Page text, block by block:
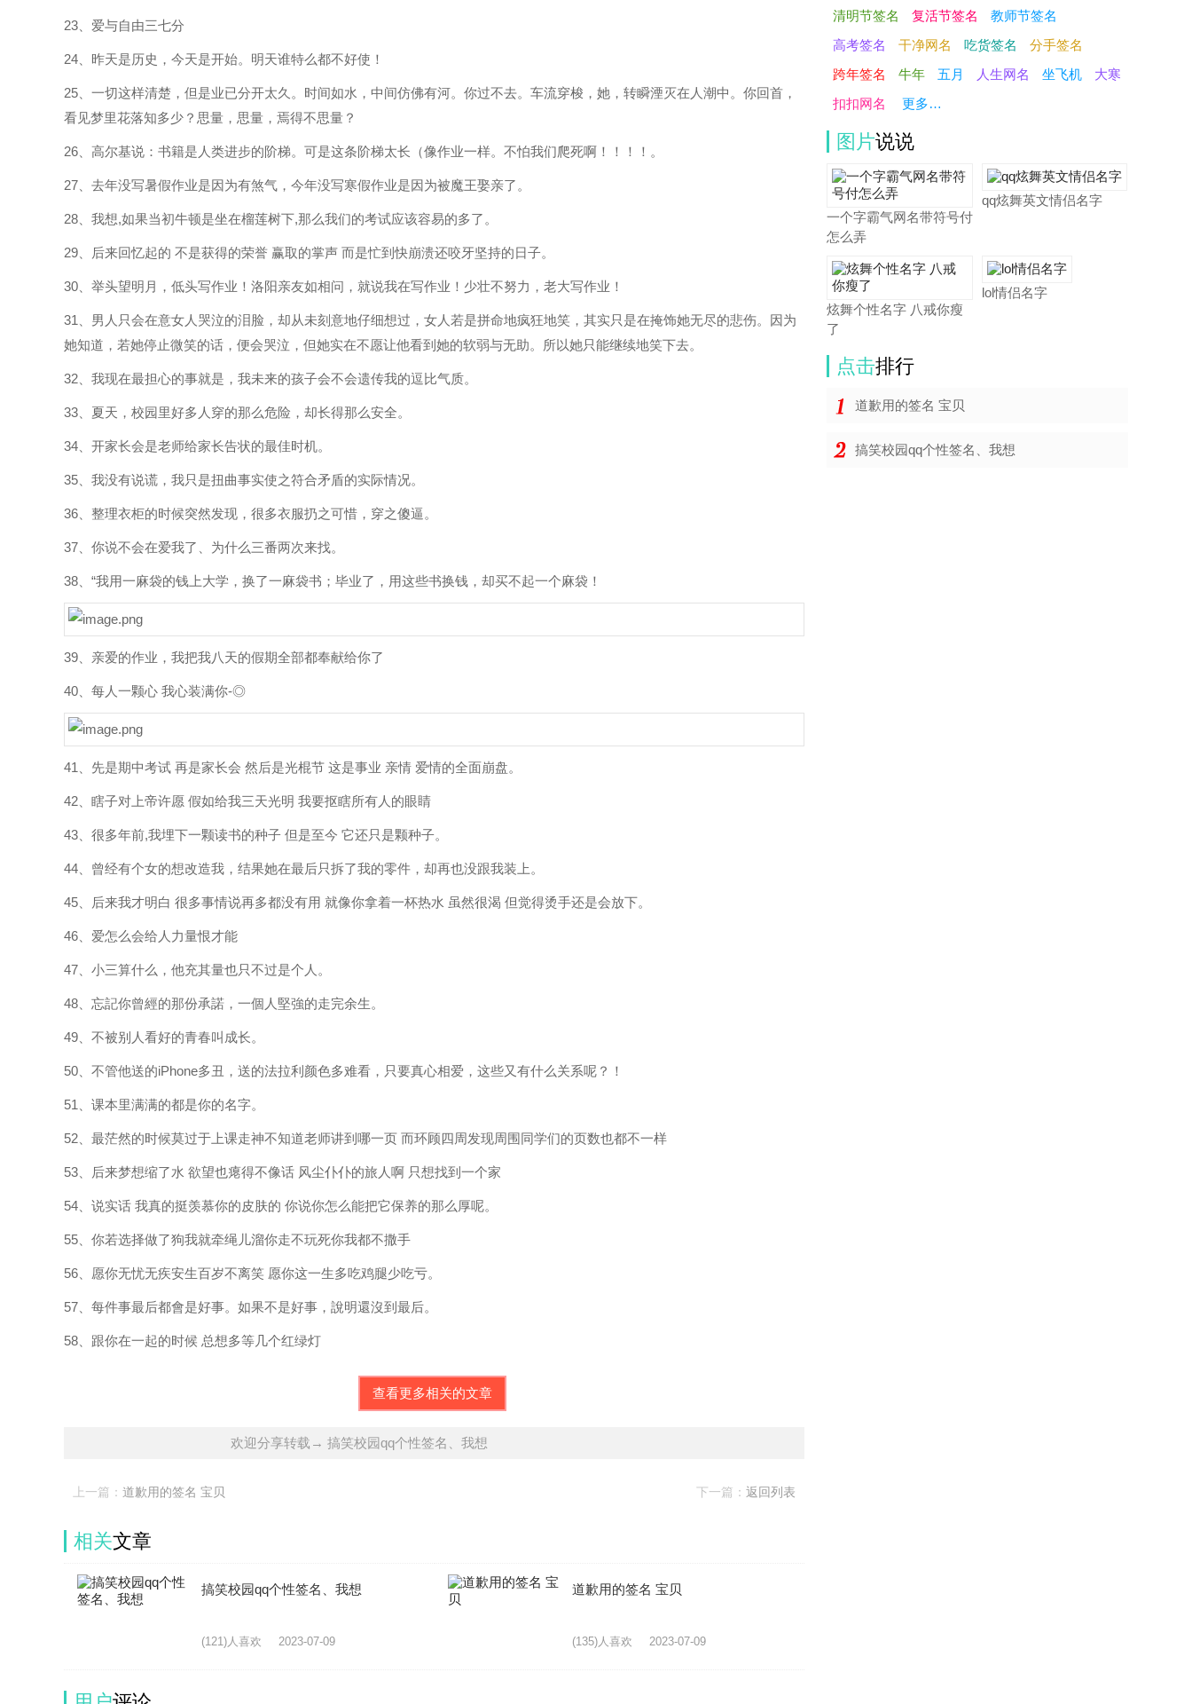
23、爱与自由三七分
24、昨天是历史，今天是开始。明天谁特么都不好使！
25、一切这样清楚，但是业已分开太久。时间如水，中间仿佛有河。你过不去。车流穿梭，她，转瞬湮灭在人潮中。你回首，
看见梦里花落知多少？思量，思量，焉得不思量？
26、高尔基说：书籍是人类进步的阶梯。可是这条阶梯太长（像作业一样。不怕我们爬死啊！！！！。
27、去年没写暑假作业是因为有煞气，今年没写寒假作业是因为被魔王娶亲了。
28、我想,如果当初牛顿是坐在榴莲树下,那么我们的考试应该容易的多了。
29、后来回忆起的 不是获得的荣誉 赢取的掌声 而是忙到快崩溃还咬牙坚持的日子。
30、举头望明月，低头写作业！洛阳亲友如相问，就说我在写作业！少壮不努力，老大写作业！
31、男人只会在意女人哭泣的泪脸，却从未刻意地仔细想过，女人若是拼命地疯狂地笑，其实只是在掩饰她无尽的悲伤。因为
她知道，若她停止微笑的话，便会哭泣，但她实在不愿让他看到她的软弱与无助。所以她只能继续地笑下去。
32、我现在最担心的事就是，我未来的孩子会不会遗传我的逗比气质。
33、夏天，校园里好多人穿的那么危险，却长得那么安全。
34、开家长会是老师给家长告状的最佳时机。
35、我没有说谎，我只是扭曲事实使之符合矛盾的实际情况。
36、整理衣柜的时候突然发现，很多衣服扔之可惜，穿之傻逼。
37、你说不会在爱我了、为什么三番两次来找。
38、“我用一麻袋的钱上大学，换了一麻袋书；毕业了，用这些书换钱，却买不起一个麻袋！
39、亲爱的作业，我把我八天的假期全部都奉献给你了
40、每人一颗心 我心装满你-◎
41、先是期中考试 再是家长会 然后是光棍节 这是事业 亲情 爱情的全面崩盘。
42、瞎子对上帝许愿 假如给我三天光明 我要抠瞎所有人的眼睛
43、很多年前,我埋下一颗读书的种子 但是至今 它还只是颗种子。
44、曾经有个女的想改造我，结果她在最后只拆了我的零件，却再也没跟我装上。
45、后来我才明白 很多事情说再多都没有用 就像你拿着一杯热水 虽然很渴 但觉得烫手还是会放下。
46、爱怎么会给人力量恨才能
47、小三算什么，他充其量也只不过是个人。
48、忘記你曾經的那份承諾，一個人堅強的走完余生。
49、不被别人看好的青春叫成长。
50、不管他送的iPhone多丑，送的法拉利颜色多难看，只要真心相爱，这些又有什么关系呢？！
51、课本里满满的都是你的名字。
52、最茫然的时候莫过于上课走神不知道老师讲到哪一页 而环顾四周发现周围同学们的页数也都不一样
53、后来梦想缩了水 欲望也瘪得不像话 风尘仆仆的旅人啊 只想找到一个家
54、说实话 我真的挺羡慕你的皮肤的 你说你怎么能把它保养的那么厚呢。
55、你若选择做了狗我就牵绳儿溜你走不玩死你我都不撒手
56、愿你无忧无疾安生百岁不离笑 愿你这一生多吃鸡腿少吃亏。
57、每件事最后都會是好事。如果不是好事，說明還沒到最后。
58、跟你在一起的时候 总想多等几个红绿灯
查看更多相关的文章
欢迎分享转载→ 搞笑校园qq个性签名、我想
上一篇： 道歉用的签名 宝贝 下一篇： 返回列表
相关文章
搞笑校园qq个性签名、我想
(121)人喜欢 2023-07-09
道歉用的签名 宝贝
(135)人喜欢 2023-07-09
清明节签名
复活节签名
教师节签名
高考签名
干净网名 吃货签名
分手签名
跨年签名
牛年 五月 人生网名 坐飞机
大寒
扣扣网名
更多…
图片说说
一个字霸气网名带符号付
怎么弄
qq炫舞英文情侣名字
炫舞个性名字 八戒你瘦
了
lol情侣名字
点击排行
道歉用的签名 宝贝
搞笑校园qq个性签名、我想